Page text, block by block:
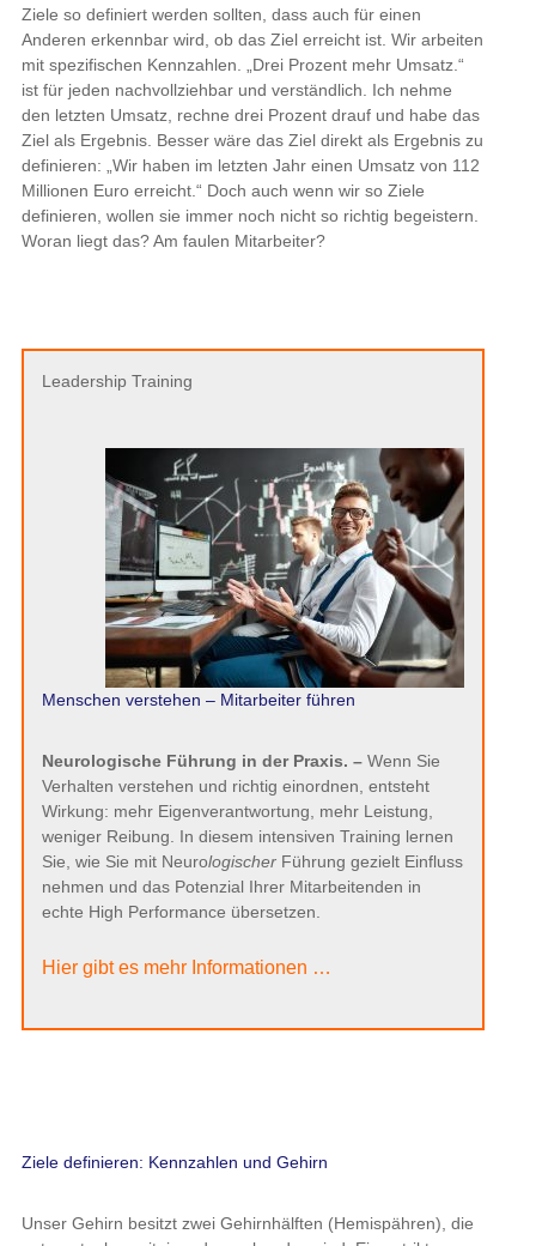
Ziele so definiert werden sollten, dass auch für einen
Anderen erkennbar wird, ob das Ziel erreicht ist. Wir arbeiten
mit spezifischen Kennzahlen. „Drei Prozent mehr Umsatz.“
ist für jeden nachvollziehbar und verständlich. Ich nehme
den letzten Umsatz, rechne drei Prozent drauf und habe das
Ziel als Ergebnis. Besser wäre das Ziel direkt als Ergebnis zu
definieren: „Wir haben im letzten Jahr einen Umsatz von 112
Millionen Euro erreicht.“ Doch auch wenn wir so Ziele
definieren, wollen sie immer noch nicht so richtig begeistern.
Woran liegt das? Am faulen Mitarbeiter?
Leadership Training
Menschen verstehen – Mitarbeiter führen
Neurologische Führung in der Praxis. – Wenn Sie
Verhalten verstehen und richtig einordnen, entsteht
Wirkung: mehr Eigenverantwortung, mehr Leistung,
weniger Reibung. In diesem intensiven Training lernen
Sie, wie Sie mit NeurologischerFührung gezielt Einfluss
nehmen und das Potenzial Ihrer Mitarbeitenden in
echte High Performance übersetzen.
Hier gibt es mehr Informationen …
Ziele definieren: Kennzahlen und Gehirn
Unser Gehirn besitzt zwei Gehirnhälften (Hemispähren), die